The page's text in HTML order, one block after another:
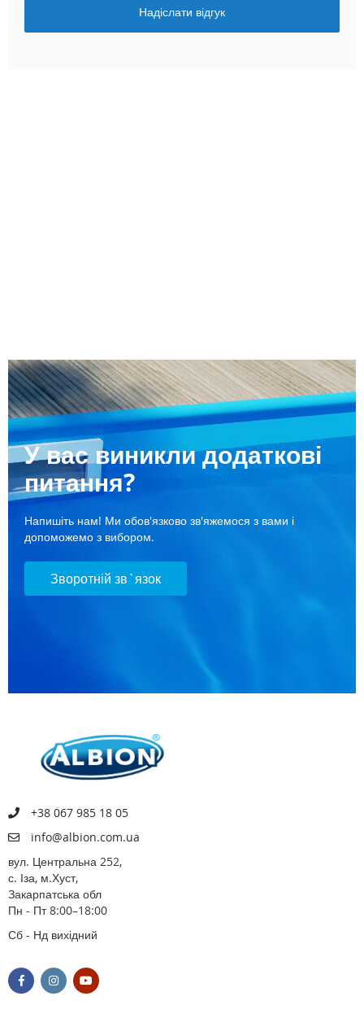
Надіслати відгук
У вас виникли додаткові
питання?
Напишіть нам! Ми обов'язково зв'яжемося з вами і
допоможемо з вибором.
Зворотній зв`язок
+38 067 985 18 05
info@albion.com.ua
вул. Центральна 252,
с. Іза, м.Хуст,
Закарпатська обл
Пн - Пт 8:00–18:00
Сб - Нд вихідний